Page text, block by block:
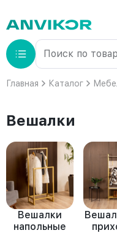
Главная Каталог
Вешалки
Вешалки
напольные